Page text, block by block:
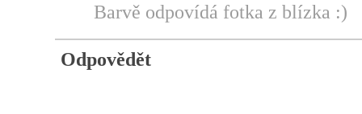
Barvě odpovídá fotka z blízka :)
Odpovědět